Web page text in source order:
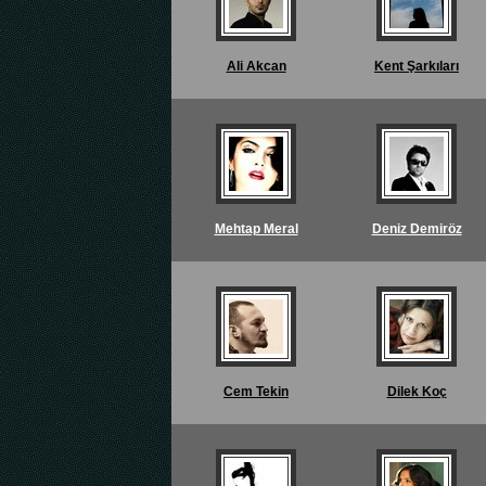
Ali Akcan Kent Şarkıları
Mehtap Meral Deniz Demiröz
Cem Tekin Dilek Koç